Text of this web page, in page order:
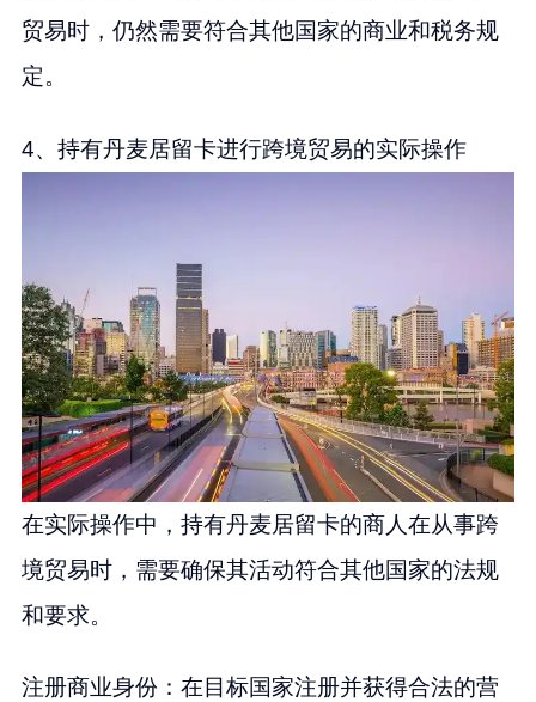
贸易时，仍然需要符合其他国家的商业和税务规
定。
4、持有丹麦居留卡进行跨境贸易的实际操作
在实际操作中，持有丹麦居留卡的商人在从事跨
境贸易时，需要确保其活动符合其他国家的法规
和要求。
注册商业身份：在目标国家注册并获得合法的营